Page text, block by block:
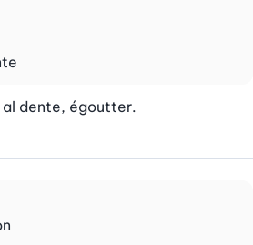
al dente, égoutter.